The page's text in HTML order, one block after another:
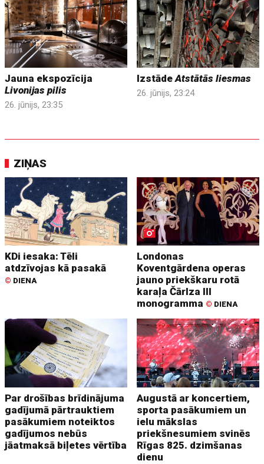
Jauna ekspozīcija
Livonijas pilis
26. jūnijs, 23:35
IzstādeAtstātās liesmas
26. jūnijs, 23:24
ZIŅAS
KDi iesaka: Tēli
atdzīvojas kā pasakā
© DIENA
Londonas
Koventgārdena operas
jauno priekškaru rotā
karaļa Čārlza III
monogramma © DIENA
Par drošības brīdinājuma
gadījumā pārtrauktiem
pasākumiem noteiktos
gadījumos nebūs
jāatmaksā biļetes vērtība
Augustā ar koncertiem,
sporta pasākumiem un
ielu mākslas
priekšnesumiem svinēs
Rīgas 825. dzimšanas
dienu